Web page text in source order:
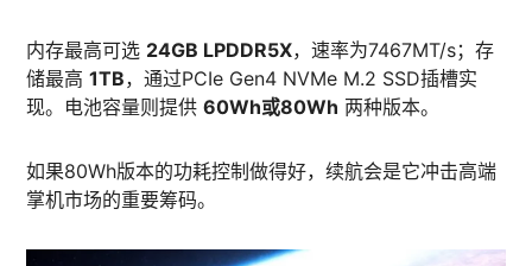
内存最高可选 24GB LPDDR5X，速率为7467MT/s；存
储最高1TB，通过PCIe Gen4 NVMe M.2 SSD插槽实
现。电池容量则提供60Wh或80Wh 两种版本。
如果80Wh版本的功耗控制做得好，续航会是它冲击高端
掌机市场的重要筹码。